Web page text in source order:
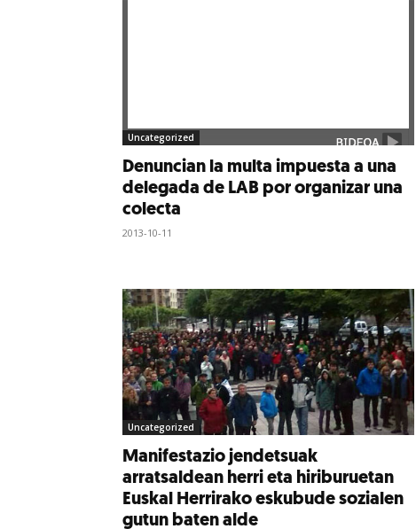
Uncategorized
Denuncian la multa impuesta a una
delegada de LAB por organizar una
colecta
2013-10-11
Uncategorized
Manifestazio jendetsuak
arratsaldean herri eta hiriburuetan
Euskal Herrirako eskubude sozialen
gutun baten alde